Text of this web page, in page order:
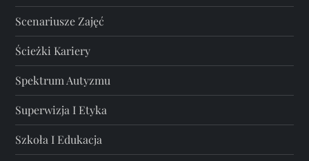
Scenariusze Zajęć
Ścieżki Kariery
Spektrum Autyzmu
Superwizja I Etyka
Szkoła I Edukacja